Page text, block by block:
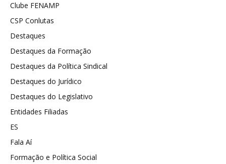
Clube FENAMP
CSP Conlutas
Destaques
Destaques da Formação
Destaques da Política Sindical
Destaques do Jurídico
Destaques do Legislativo
Entidades Filiadas
ES
Fala Aí
Formação e Política Social